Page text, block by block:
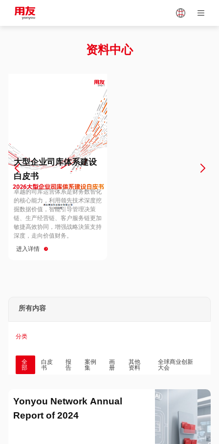
Vietnam
Europe
Hungary
Hong Kong
资料中心
大型企业司库体系建设
白皮书
卓越的司库运营体系是财务数智化
的核心能力，利用领先技术深度挖
掘数据价值，智能引导管理决策
链、生产经营链、客户服务链更加
敏捷高效协同，增强战略決策支持
深度，走向价值财务。
进入详情
所有内容
分类
全
部
白皮
书
报
告
案例
集
画
册
其他
资料
全球商业创新
大会
Yonyou Network Annual
Report of 2024